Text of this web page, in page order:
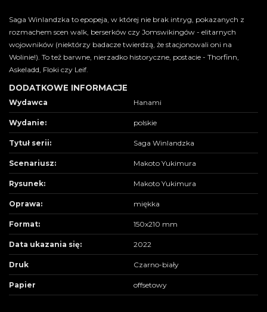
Saga Winlandzka to epopeja, w której nie brak intryg, pokazanych z
rozmachem scen walk, berserków czy Jomswikingów - elitarnych
wojowników (niektórzy badacze twierdzą, że stacjonowali oni na
Wolinie!). To też barwne, nierzadko historyczne, postacie - Thorfinn,
Askeladd, Floki czy Leif.
DODATKOWE INFORMACJE
Wydawca Hanami
Wydanie: polskie
Tytuł serii: Saga Winlandzka
Scenariusz: Makoto Yukimura
Rysunek: Makoto Yukimura
Oprawa: miękka
Format: 150x210 mm
Data ukazania się: 2022
Druk Czarno-biały
Papier offsetowy